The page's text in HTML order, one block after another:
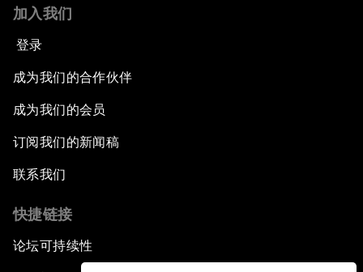
加入我们
登录
成为我们的合作伙伴
成为我们的会员
订阅我们的新闻稿
联系我们
快捷链接
论坛可持续性